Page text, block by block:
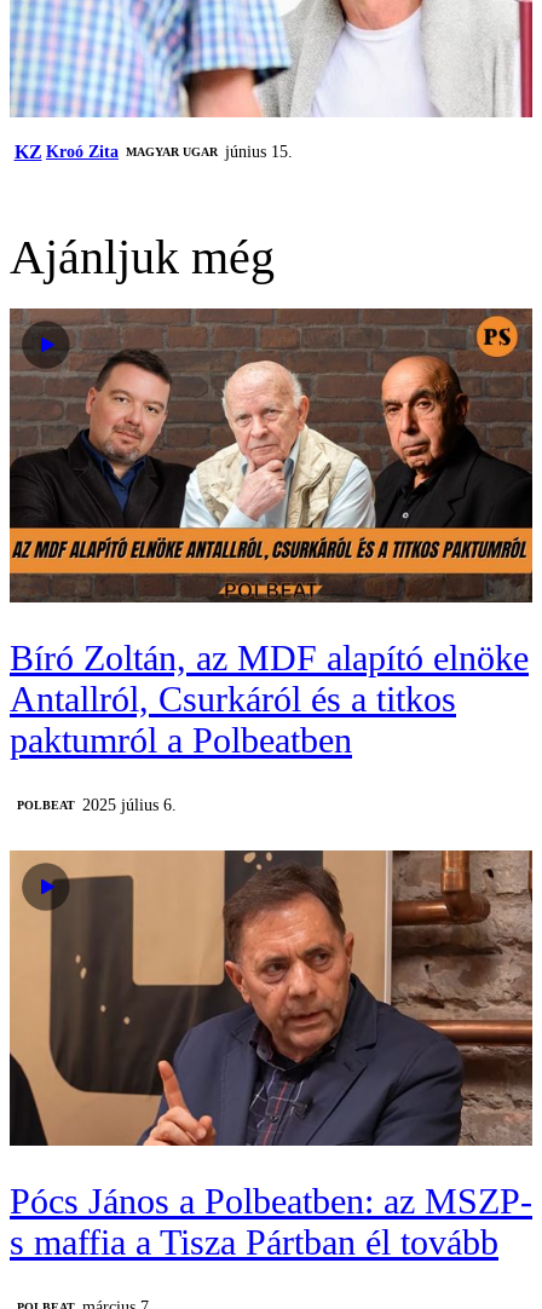
KZ Kroó Zita MAGYAR UGAR június 15.
Ajánljuk még
Bíró Zoltán, az MDF alapító elnöke
Antallról, Csurkáról és a titkos
paktumról a Polbeatben
‎POLBEAT 2025 július 6.
Pócs János a Polbeatben: az MSZP-
s maffia a Tisza Pártban él tovább